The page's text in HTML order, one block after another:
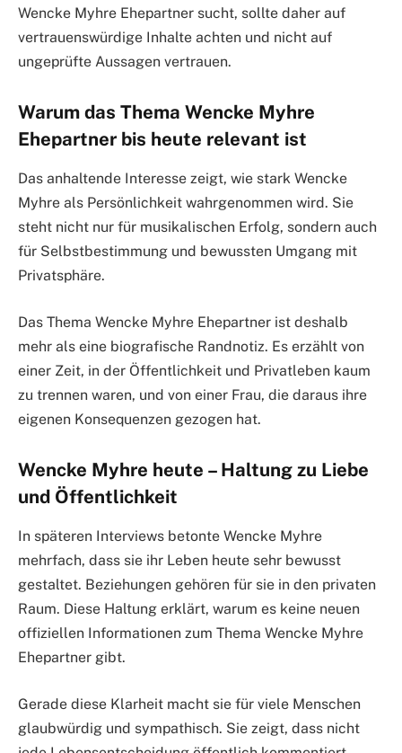
Wencke Myhre Ehepartner sucht, sollte daher auf
vertrauenswürdige Inhalte achten und nicht auf
ungeprüfte Aussagen vertrauen.
Warum das Thema Wencke Myhre
Ehepartner bis heute relevant ist
Das anhaltende Interesse zeigt, wie stark Wencke
Myhre als Persönlichkeit wahrgenommen wird. Sie
steht nicht nur für musikalischen Erfolg, sondern auch
für Selbstbestimmung und bewussten Umgang mit
Privatsphäre.
Das Thema Wencke Myhre Ehepartner ist deshalb
mehr als eine biografische Randnotiz. Es erzählt von
einer Zeit, in der Öffentlichkeit und Privatleben kaum
zu trennen waren, und von einer Frau, die daraus ihre
eigenen Konsequenzen gezogen hat.
Wencke Myhre heute – Haltung zu Liebe
und Öffentlichkeit
In späteren Interviews betonte Wencke Myhre
mehrfach, dass sie ihr Leben heute sehr bewusst
gestaltet. Beziehungen gehören für sie in den privaten
Raum. Diese Haltung erklärt, warum es keine neuen
offiziellen Informationen zum Thema Wencke Myhre
Ehepartner gibt.
Gerade diese Klarheit macht sie für viele Menschen
glaubwürdig und sympathisch. Sie zeigt, dass nicht